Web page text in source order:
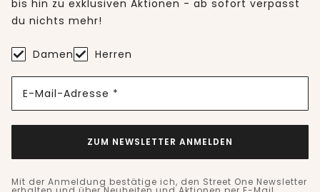
bis hin zu exklusiven Aktionen - ab sofort verpasst
du nichts mehr!
Damen Herren
E-Mail-Adresse *
ZUM NEWSLETTER ANMELDEN
Mit der Anmeldung bestätige ich, den Street One Newsletter